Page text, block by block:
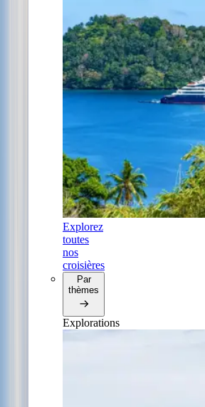
Explorez
toutes
nos
croisières
Par
thèmes
Explorations